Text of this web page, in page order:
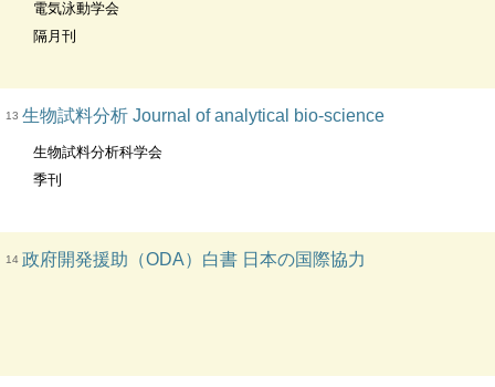
電気泳動学会
隔月刊
13 生物試料分析 Journal of analytical bio-science
生物試料分析科学会
季刊
14 政府開発援助（ODA）白書 日本の国際協力